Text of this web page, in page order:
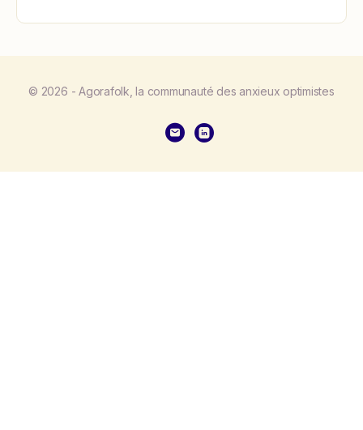
© 2026 - Agorafolk, la communauté des anxieux optimistes